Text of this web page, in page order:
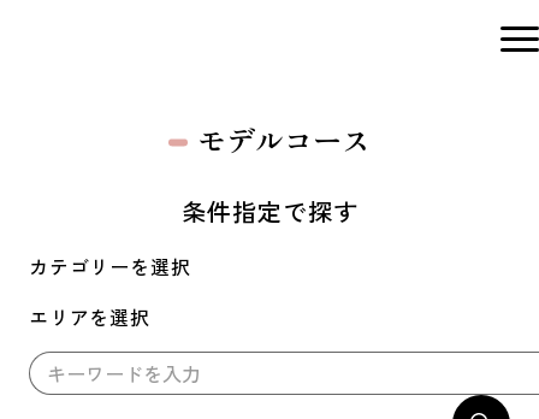
モデルコース
条件指定で探す
カテゴリーを選択
エリアを選択